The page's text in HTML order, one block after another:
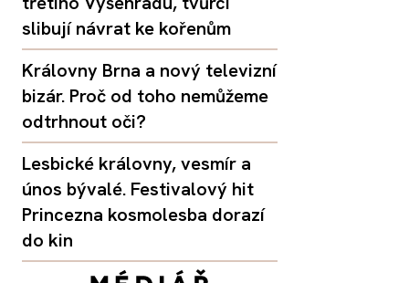
slibují návrat ke kořenům
Královny Brna a nový televizní
bizár. Proč od toho nemůžeme
odtrhnout oči?
Lesbické královny, vesmír a
únos bývalé. Festivalový hit
Princezna kosmolesba dorazí
do kin